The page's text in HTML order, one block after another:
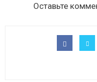
Оставьте